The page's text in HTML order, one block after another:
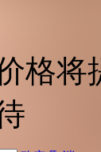
格将